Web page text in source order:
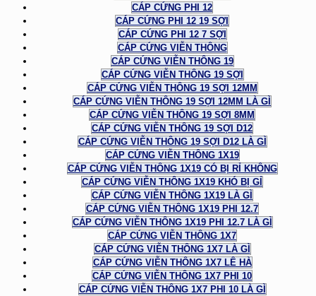
CÁP CỨNG PHI 12
CÁP CỨNG PHI 12 19 SỢI
CÁP CỨNG PHI 12 7 SỢI
CÁP CỨNG VIỄN THÔNG
CÁP CỨNG VIỄN THÔNG 19
CÁP CỨNG VIỄN THÔNG 19 SỢI
CÁP CỨNG VIỄN THÔNG 19 SỢI 12MM
CÁP CỨNG VIỄN THÔNG 19 SỢI 12MM LÀ GÌ
CÁP CỨNG VIỄN THÔNG 19 SỢI 8MM
CÁP CỨNG VIỄN THÔNG 19 SỢI D12
CÁP CỨNG VIỄN THÔNG 19 SỢI D12 LÀ GÌ
CÁP CỨNG VIỄN THÔNG 1X19
CÁP CỨNG VIỄN THÔNG 1X19 CÓ BỊ RỈ KHÔNG
CÁP CỨNG VIỄN THÔNG 1X19 KHÓ BỊ GỈ
CÁP CỨNG VIỄN THÔNG 1X19 LÀ GÌ
CÁP CỨNG VIỄN THÔNG 1X19 PHI 12.7
CÁP CỨNG VIỄN THÔNG 1X19 PHI 12.7 LÀ GÌ
CÁP CỨNG VIỄN THÔNG 1X7
CÁP CỨNG VIỄN THÔNG 1X7 LÀ GÌ
CÁP CỨNG VIỄN THÔNG 1X7 LÊ HÀ
CÁP CỨNG VIỄN THÔNG 1X7 PHI 10
CÁP CỨNG VIỄN THÔNG 1X7 PHI 10 LÀ GÌ